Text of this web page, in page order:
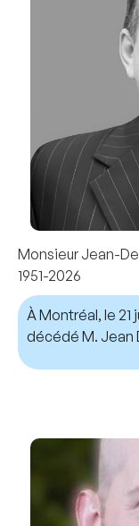
Monsieur Jean-
1951-2026
À Montréal, le 21
décédé M. Jean